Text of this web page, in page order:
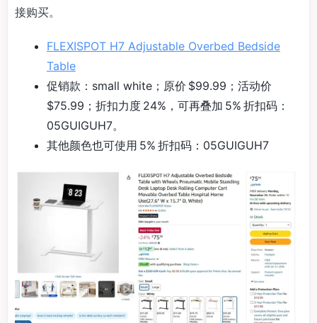
接购买。
FLEXISPOT H7 Adjustable Overbed Bedside
Table
促销款：small white；原价 $99.99；活动价
$75.99；折扣力度 24%，可再叠加 5% 折扣码：
05GUIGUH7。
其他颜色也可使用 5% 折扣码：05GUIGUH7